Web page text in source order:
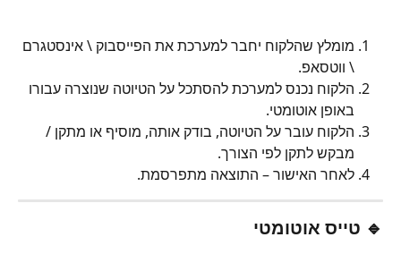
מומלץ שהלקוח יחבר למערכת את הפייסבוק \ אינסטגרם
\ ווטסאפ.
הלקוח נכנס למערכת להסתכל על הטיוטה שנוצרה עבורו
באופן אוטומטי.
הלקוח עובר על הטיוטה, בודק אותה, מוסיף או מתקן /
מבקש לתקן לפי הצורך.
לאחר האישור – התוצאה מתפרסמת.
🔹 טייס אוטומטי